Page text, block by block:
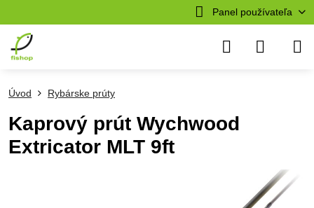
Panel používateľa
Úvod Rybárske prúty
Kaprový prút Wychwood
Extricator MLT 9ft